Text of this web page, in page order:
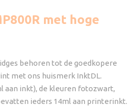
met hoge
behoren tot de goedkopere
met ons huismerk InktDL.
aan inkt), de kleuren fotozwart,
ieders 14ml aan printerinkt.